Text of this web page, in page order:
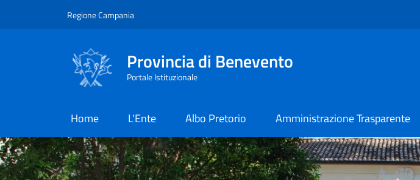
Regione Campania
Provincia di Benevento
Portale Istituzionale
Home L'Ente Albo Pretorio Amministrazione Trasparente
Provincia di Benevento